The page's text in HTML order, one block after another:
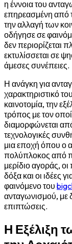
η έννοια του
επηρεασμένη από
την αλλαγή των
οδήγησε σε
δεν περιορίζεται
εκτυλίσσεται σε
άμεσες συνέπειες.
Η ανάγκη για
χαρακτηριστικό
καινοτομία, την
τρόπος με τον
διαμορφώνεται από
τεχνολογικές
μια εποχή όπου ο
πολύπλοκος από
μερίδιο αγοράς, οι
δόξα και οι ιδέες
φαινόμενο του
ανταγωνισμού, με
επιπτώσεις.
Η Εξέλιξη